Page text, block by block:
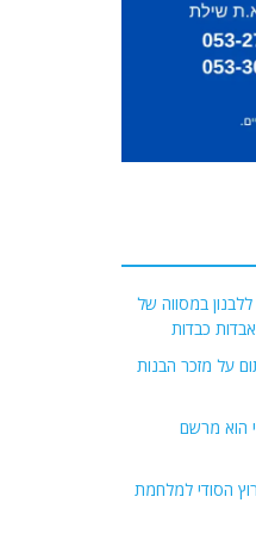
במסווה של
כבדות
על מזכר הבנות
הוא מרשם
הסודי למלחמת